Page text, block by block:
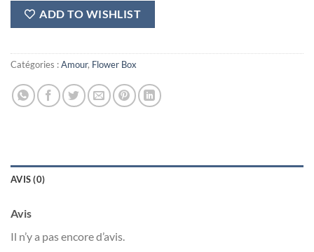
ADD TO WISHLIST
Catégories :Amour, Flower Box
AVIS (0)
Avis
Il n’y a pas encore d’avis.